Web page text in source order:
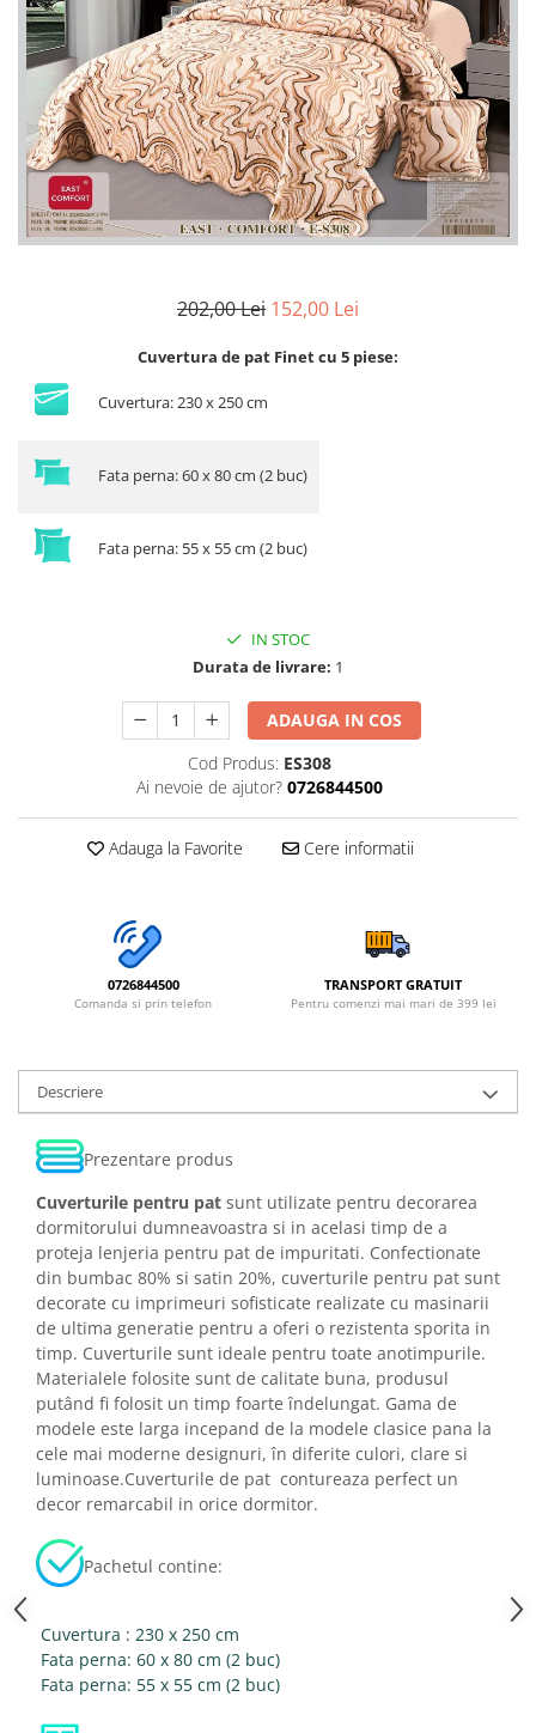
Lenjerii Creponate
Lenjerii de finet Iprimate Digital
Lenjerii de pat Bumbac 100%
Lenjerii de pat Finet + 2 Draperii
Lenjerii de pat Saten 4 piese cu
elastic
202,00 Lei 152,00 Lei
Cuvertura de pat Finet cu 5 piese:
Cuvertura: 230 x 250 cm
Fata perna: 60 x 80 cm (2 buc)
Fata perna: 55 x 55 cm (2 buc)
IN STOC
Durata de livrare: 1
ADAUGA IN COS
Cod Produs: ES308
Ai nevoie de ajutor? 0726844500
Adauga la Favorite Cere informatii
0726844500
Comanda si prin telefon
TRANSPORT GRATUIT
Pentru comenzi mai mari de 399 lei
Descriere
Prezentare produs
Cuverturile pentru pat sunt utilizate pentru decorarea
dormitorului dumneavoastra si in acelasi timp de a
proteja lenjeria pentru pat de impuritati. Confectionate
din bumbac 80% si satin 20%, cuverturile pentru pat sunt
decorate cu imprimeuri sofisticate realizate cu masinarii
de ultima generatie pentru a oferi o rezistenta sporita in
timp. Cuverturile sunt ideale pentru toate anotimpurile.
Materialele folosite sunt de calitate buna, produsul
putând fi folosit un timp foarte îndelungat. Gama de
modele este larga incepand de la modele clasice pana la
cele mai moderne designuri, în diferite culori, clare si
luminoase.Cuverturile de pat contureaza perfect un
decor remarcabil in orice dormitor.
Pachetul contine:
Cuvertura : 230 x 250 cm
Fata perna: 60 x 80 cm (2 buc)
Fata perna: 55 x 55 cm (2 buc)